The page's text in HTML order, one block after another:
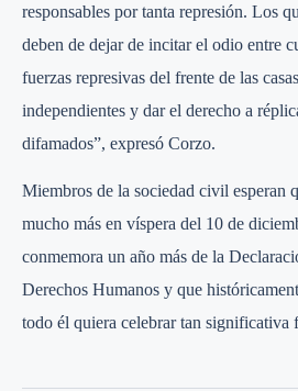
responsables por tanta represión. Los
deben de dejar de incitar el odio entre
fuerzas represivas del frente de las
independientes y dar el derecho a
difamados”, expresó Corzo.
Miembros de la sociedad civil esperan
mucho más en víspera del 10 de
conmemora un año más de la
Derechos Humanos y que
todo él quiera celebrar tan significativa